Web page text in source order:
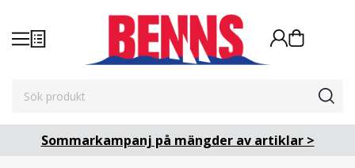
Sommarkampanj på mängder av artiklar >